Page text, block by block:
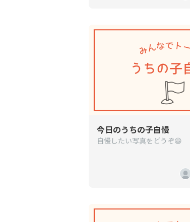
今日のうちの子自慢
自慢したい写真をどうぞ😆